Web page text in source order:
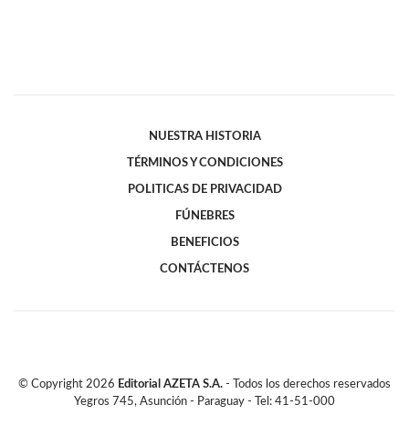
NUESTRA HISTORIA
TÉRMINOS Y CONDICIONES
POLITICAS DE PRIVACIDAD
FÚNEBRES
BENEFICIOS
CONTÁCTENOS
© Copyright 2026 Editorial AZETA S.A. - Todos los derechos reservados
Yegros 745, Asunción - Paraguay - Tel: 41-51-000